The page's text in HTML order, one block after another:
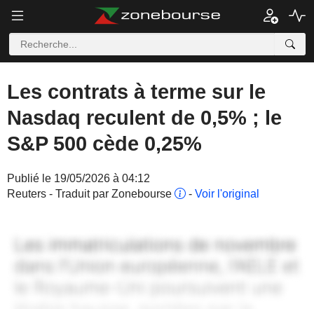
Les contrats à terme sur le
Nasdaq reculent de 0,5% ; le
S&P 500 cède 0,25%
Publié le 19/05/2026 à 04:12
Reuters - Traduit par Zonebourse
- Voir l'original